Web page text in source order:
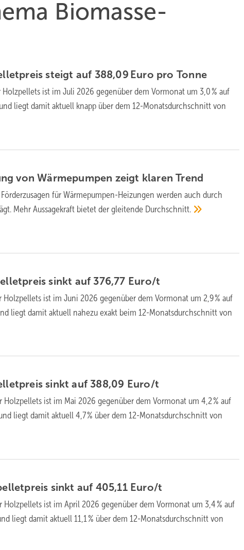
Biomasse-
steigt auf 388,09 Euro pro Tonne
Holz­pellets ist im Juli 2026 gegen­über dem Vor­mo­nat um 3,0 % auf
liegt da­mit ak­tu­ell knapp über dem 12-Monats­durch­schnitt von
von Wärme­pumpen zeigt klarenTrend
für Wärme­pumpen-Hei­zun­gen wer­den auch durch
Mehr Aus­sage­kraft bie­tet der glei­ten­de Durch­schnitt.
sinkt auf 376,77 Euro/t
Holz­pellets ist im Juni 2026 gegen­über dem Vor­mo­nat um 2,9 % auf
liegt da­mit ak­tu­ell nahezu exakt beim 12-Monats­durch­schnitt von
sinkt auf 388,09 Euro/t
Holz­pellets ist im Mai 2026 gegen­über dem Vor­mo­nat um 4,2 % auf
liegt da­mit ak­tu­ell 4,7 % über dem 12-Monats­durch­schnitt von
sinkt auf 405,11 Euro/t
Holz­pellets ist im April 2026 gegen­über dem Vor­mo­nat um 3,4 % auf
liegt da­mit ak­tu­ell 11,1 % über dem 12-Monats­durch­schnitt von